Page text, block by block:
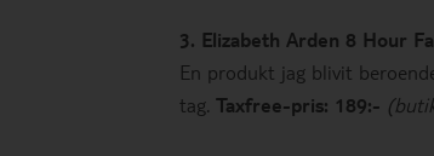
3. Elizabeth Arden 8 Hour
En produkt jag blivit
tag. Taxfree-pris: 189:-